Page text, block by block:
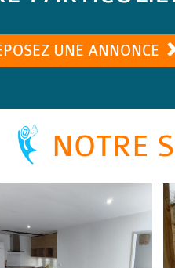
UNE ANNONCE
NOTRE